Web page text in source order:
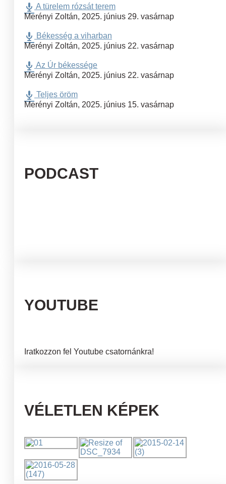
A türelem rózsát terem
Merényi Zoltán, 2025. június 29. vasárnap
Békesség a viharban
Merényi Zoltán, 2025. június 22. vasárnap
Az Úr békessége
Merényi Zoltán, 2025. június 22. vasárnap
Teljes öröm
Merényi Zoltán, 2025. június 15. vasárnap
PODCAST
YOUTUBE
Iratkozzon fel Youtube csatornánkra!
VÉLETLEN KÉPEK